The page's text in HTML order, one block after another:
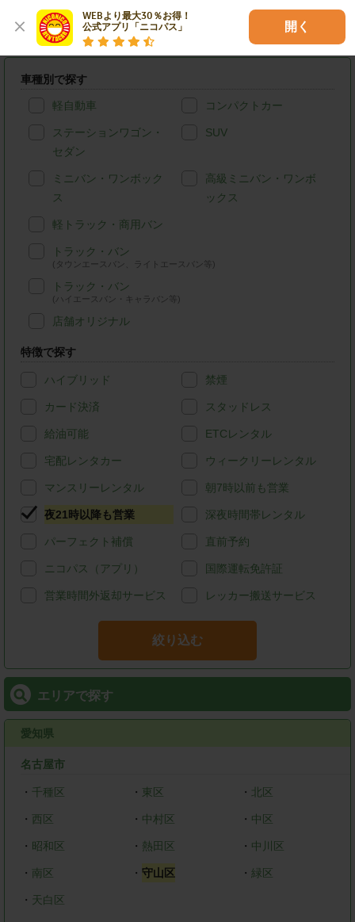
WEBより最大30％お得！
公式アプリ「ニコパス」
開く
名古屋市守山区のニコニコレンタカーを条件検索
車種別で探す
軽自動車 コンパクトカー
ステーションワゴン・
セダン
SUV
ミニバン・ワンボック
ス
高級ミニバン・ワンボ
ックス
軽トラック・商用バン
トラック・バン
(タウンエースバン、ライトエースバン等)
トラック・バン
(ハイエースバン・キャラバン等)
店舗オリジナル
特徴で探す
ハイブリッド 禁煙
カード決済 スタッドレス
給油可能 ETCレンタル
宅配レンタカー ウィークリーレンタル
マンスリーレンタル 朝7時以前も営業
夜21時以降も営業 深夜時間帯レンタル
パーフェクト補償 直前予約
ニコパス（アプリ） 国際運転免許証
営業時間外返却サービス レッカー搬送サービス
絞り込む
エリアで探す
愛知県
名古屋市
・ 千種区 ・ 東区 ・ 北区
・ 西区 ・ 中村区 ・ 中区
・ 昭和区 ・ 熱田区 ・ 中川区
・ 南区 ・ 守山区 ・ 緑区
・ 天白区